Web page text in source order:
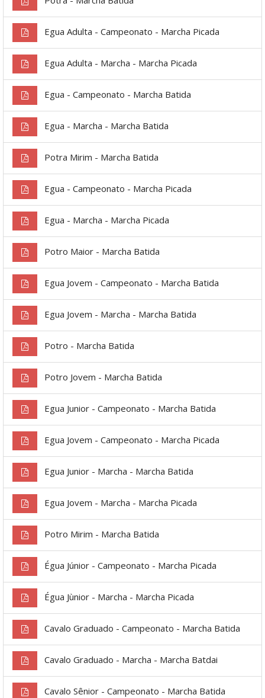
Egua Adulta - Campeonato - Marcha Picada
Egua Adulta - Marcha - Marcha Picada
Egua - Campeonato - Marcha Batida
Egua - Marcha - Marcha Batida
Potra Mirim - Marcha Batida
Egua - Campeonato - Marcha Picada
Egua - Marcha - Marcha Picada
Potro Maior - Marcha Batida
Egua Jovem - Campeonato - Marcha Batida
Egua Jovem - Marcha - Marcha Batida
Potro - Marcha Batida
Potro Jovem - Marcha Batida
Egua Junior - Campeonato - Marcha Batida
Egua Jovem - Campeonato - Marcha Picada
Egua Junior - Marcha - Marcha Batida
Egua Jovem - Marcha - Marcha Picada
Potro Mirim - Marcha Batida
Égua Júnior - Campeonato - Marcha Picada
Égua Jùnior - Marcha - Marcha Picada
Cavalo Graduado - Campeonato - Marcha Batida
Cavalo Graduado - Marcha - Marcha Batdai
Cavalo Sênior - Campeonato - Marcha Batida